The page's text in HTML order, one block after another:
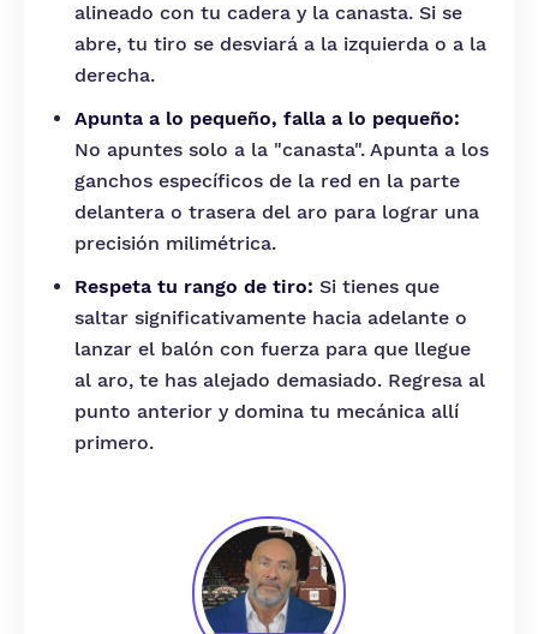
alineado con tu cadera y la canasta. Si se
abre, tu tiro se desviará a la izquierda o a la
derecha.
Apunta a lo pequeño, falla a lo pequeño:
No apuntes solo a la "canasta". Apunta a los
ganchos específicos de la red en la parte
delantera o trasera del aro para lograr una
precisión milimétrica.
Respeta tu rango de tiro: Si tienes que
saltar significativamente hacia adelante o
lanzar el balón con fuerza para que llegue
al aro, te has alejado demasiado. Regresa al
punto anterior y domina tu mecánica allí
primero.